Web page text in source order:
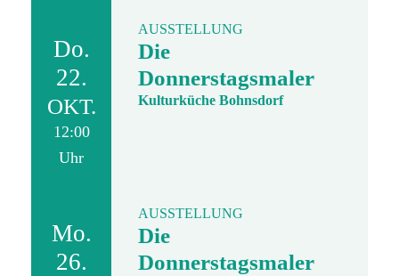
Do.
22.
OKT.
12:00
Uhr
AUSSTELLUNG
Die
Donnerstagsmaler
Kulturküche Bohnsdorf
Mo.
26.
AUSSTELLUNG
Die
Donnerstagsmaler